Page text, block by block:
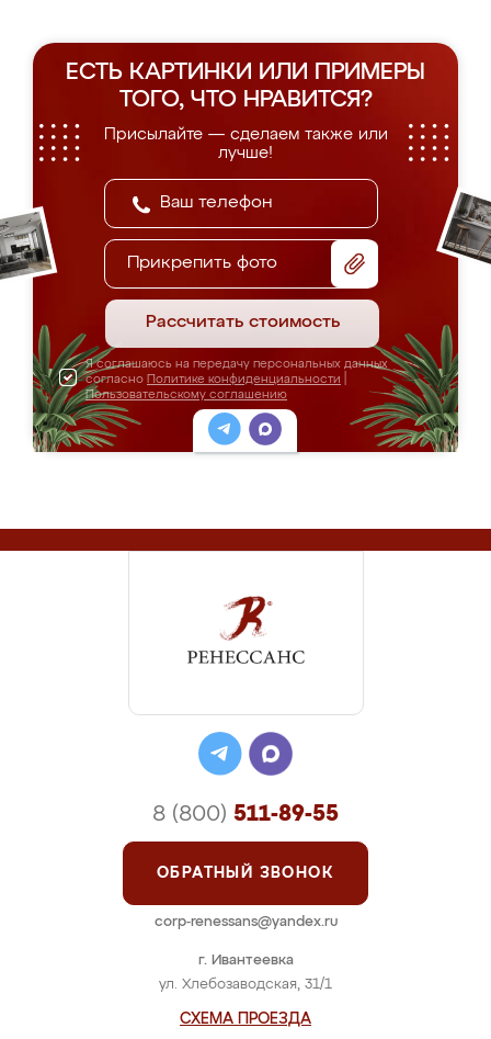
ЕСТЬ КАРТИНКИ ИЛИ ПРИМЕРЫ
ТОГО, ЧТО НРАВИТСЯ?
Присылайте — сделаем также или
лучше!
Прикрепить фото
Рассчитать стоимость
Я соглашаюсь на передачу персональных данных
согласно Политике конфиденциальности
Пользовательскому соглашению
г. Ивантеевка
ул. Хлебозаводская, 31/1
СХЕМА ПРОЕЗДА
8 (800) 511-89-55
ОБРАТНЫЙ ЗВОНОК
corp-renessans@yandex.ru